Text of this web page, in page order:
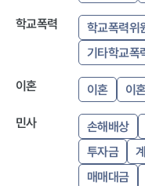
학교폭력
학교폭력위
기타학교폭
이혼
이혼 이
민사
손해배상
투자금
매매대금